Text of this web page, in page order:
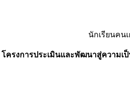
นักเรียนคน
โครงการประเมินและพัฒนาสู่ความเ